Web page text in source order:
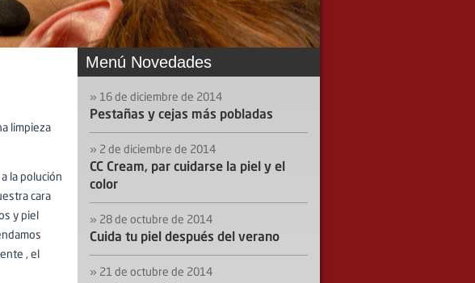
limpieza
la polución
cara
y piel
, el
Menú Novedades
» 16 de diciembre de 2014
Pestañas y cejas más pobladas
» 2 de diciembre de 2014
CC Cream, par cuidarse la piel y el
color
» 28 de octubre de 2014
Cuida tu piel después del verano
» 21 de octubre de 2014